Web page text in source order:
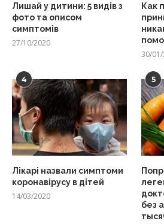
Лишай у дитини: 5 видів з
фото та описом
симптомів
27/10/2020
Как
30/01/
4
Лікарі назвали симптоми
коронавірусу в дітей
14/03/2020
5
без